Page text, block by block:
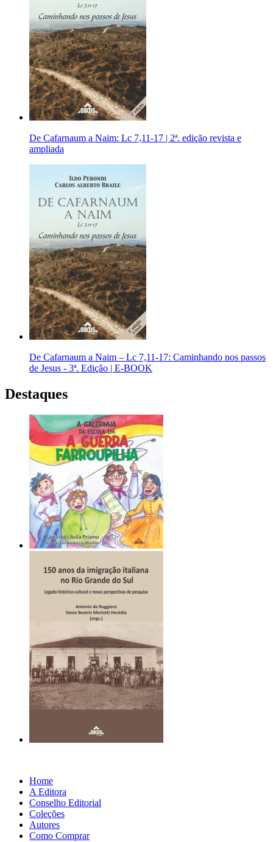
De Cafarnaum a Naim: Lc 7,11-17 | 2ª. edição revista e
ampliada
De Cafarnaum a Naim – Lc 7,11-17: Caminhando nos passos
de Jesus - 3ª. Edição | E-BOOK
Destaques
Home
A Editora
Conselho Editorial
Coleções
Autores
Como Comprar